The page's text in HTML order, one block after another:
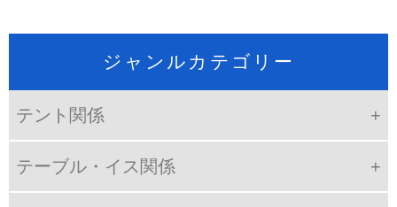
ジャンルカテゴリー
テント関係
テーブル・イス関係